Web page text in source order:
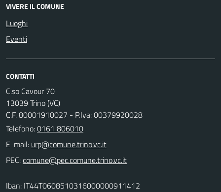
VIVERE IL COMUNE
Luoghi
Eventi
CONTATTI
C.so Cavour 70
13039 Trino (VC)
C.F. 80001910027 - P.Iva: 00379920028
Telefono:0161 806010
E-mail:
PEC:
Iban: IT44T0608510316000000911412